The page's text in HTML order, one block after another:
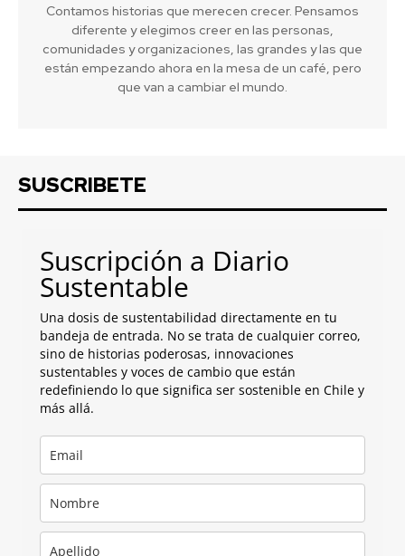
Contamos historias que merecen crecer. Pensamos
diferente y elegimos creer en las personas,
comunidades y organizaciones, las grandes y las que
están empezando ahora en la mesa de un café, pero
que van a cambiar el mundo.
SUSCRIBETE
Suscripción a Diario
Sustentable
Una dosis de sustentabilidad directamente en tu
bandeja de entrada. No se trata de cualquier correo,
sino de historias poderosas, innovaciones
sustentables y voces de cambio que están
redefiniendo lo que significa ser sostenible en Chile y
más allá.